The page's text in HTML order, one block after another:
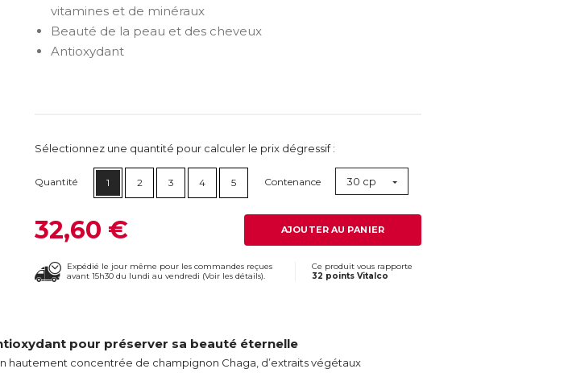
vitamines et de minéraux
Beauté de la peau et des cheveux
Antioxydant
Sélectionnez une quantité pour calculer le prix dégressif :
Quantité 1 2 3 4 5 Contenance 30 cp
32,60 € AJOUTER AU PANIER
Expédié le jour même pour les commandes reçues
avant 15h30 du lundi au vendredi (Voir les détails).
Ce produit vous rapporte
32 points Vitalco
pour préserver sa beauté éternelle
hautement concentrée de champignon Chaga, d’extraits végétaux